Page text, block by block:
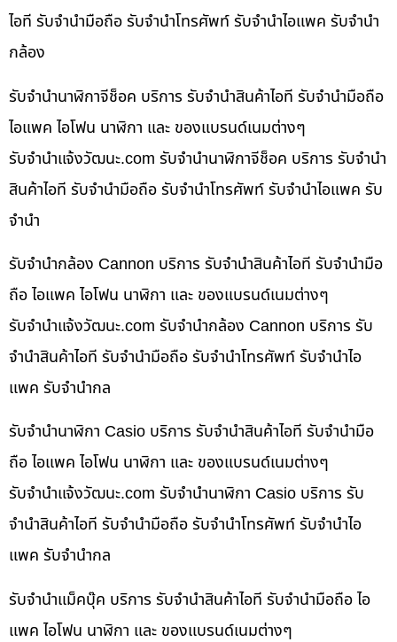
ไอที รับจำนำมือถือ รับจำนำโทรศัพท์ รับจำนำไอแพค รับจำนำ
กล้อง
รับจำนำนาฬิกาจีช็อค บริการ รับจำนำสินค้าไอที รับจำนำมือถือ
ไอแพค ไอโฟน นาฬิกา และ ของแบรนด์เนมต่างๆ
รับจํานําแจ้งวัฒนะ.com รับจำนำนาฬิกาจีช็อค บริการ รับจำนำ
สินค้าไอที รับจำนำมือถือ รับจำนำโทรศัพท์ รับจำนำไอแพค รับ
จำนำ
รับจำนำกล้อง Cannon บริการ รับจำนำสินค้าไอที รับจำนำมือ
ถือ ไอแพค ไอโฟน นาฬิกา และ ของแบรนด์เนมต่างๆ
รับจํานําแจ้งวัฒนะ.com รับจำนำกล้อง Cannon บริการ รับ
จำนำสินค้าไอที รับจำนำมือถือ รับจำนำโทรศัพท์ รับจำนำไอ
แพค รับจำนำกล
รับจำนำนาฬิกา Casio บริการ รับจำนำสินค้าไอที รับจำนำมือ
ถือ ไอแพค ไอโฟน นาฬิกา และ ของแบรนด์เนมต่างๆ
รับจํานําแจ้งวัฒนะ.com รับจำนำนาฬิกา Casio บริการ รับ
จำนำสินค้าไอที รับจำนำมือถือ รับจำนำโทรศัพท์ รับจำนำไอ
แพค รับจำนำกล
รับจำนำแม็คบุ๊ค บริการ รับจำนำสินค้าไอที รับจำนำมือถือ ไอ
แพค ไอโฟน นาฬิกา และ ของแบรนด์เนมต่างๆ